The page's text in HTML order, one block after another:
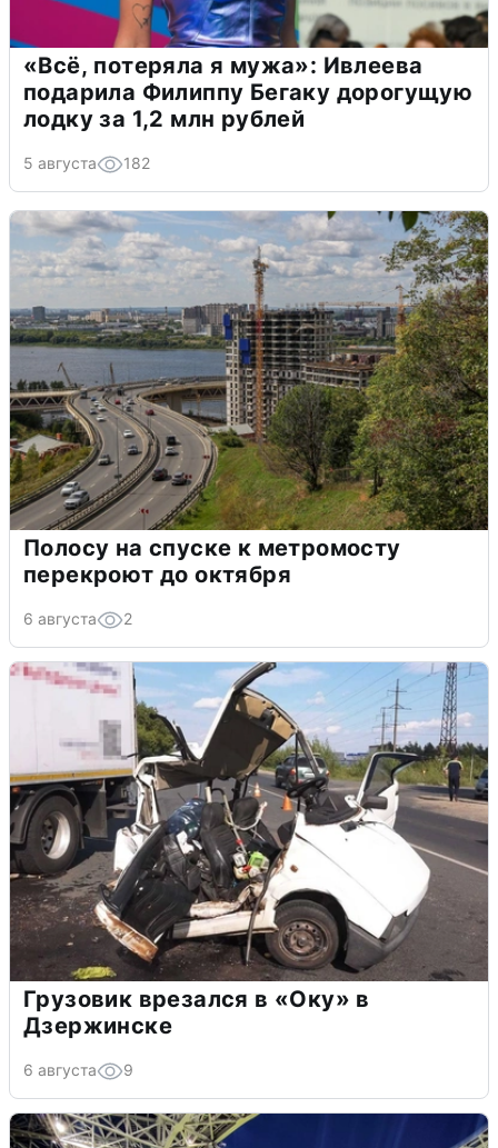
«Всё, потеряла я мужа»: Ивлеева
подарила Филиппу Бегаку дорогущую
лодку за 1,2 млн рублей
5 августа 182
Полосу на спуске к метромосту
перекроют до октября
6 августа 2
Грузовик врезался в «Оку» в
Дзержинске
6 августа 9